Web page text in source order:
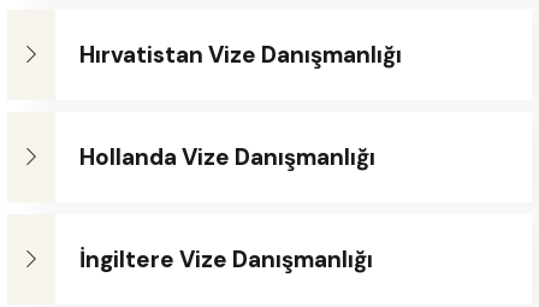
Hırvatistan Vize Danışmanlığı
Hollanda Vize Danışmanlığı
İngiltere Vize Danışmanlığı